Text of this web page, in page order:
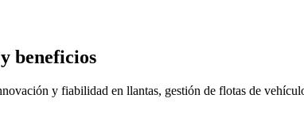
beneficios
y fiabilidad en llantas, gestión de flotas de